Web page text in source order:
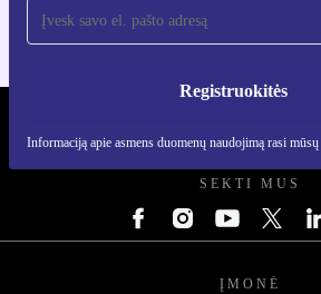
Registruokitės
Informaciją apie asmens duomenų naudojimą rasi mūsų
SEKTI MUS
ĮMONĖ